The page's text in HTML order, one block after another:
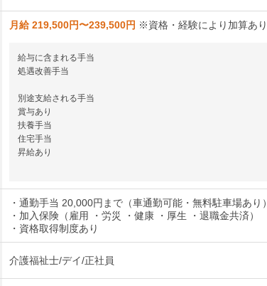
月給 219,500円〜239,500円 ※資格・経験により加算あり
給与に含まれる手当
処遇改善手当
別途支給される手当
賞与あり
扶養手当
住宅手当
昇給あり
・通勤手当 20,000円まで（車通勤可能・無料駐車場あり）
・加入保険（雇用 ・労災 ・健康 ・厚生 ・退職金共済）
・資格取得制度あり
介護福祉士/デイ/正社員